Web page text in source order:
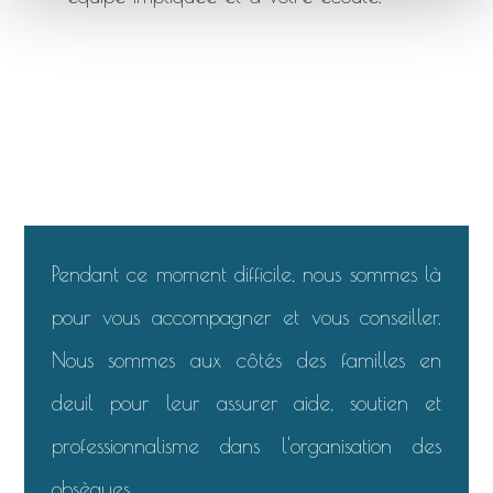
Pendant ce moment difficile, nous sommes là
pour vous accompagner et vous conseiller.
Nous sommes aux côtés des familles en
deuil pour leur assurer aide, soutien et
professionnalisme dans l'organisation des